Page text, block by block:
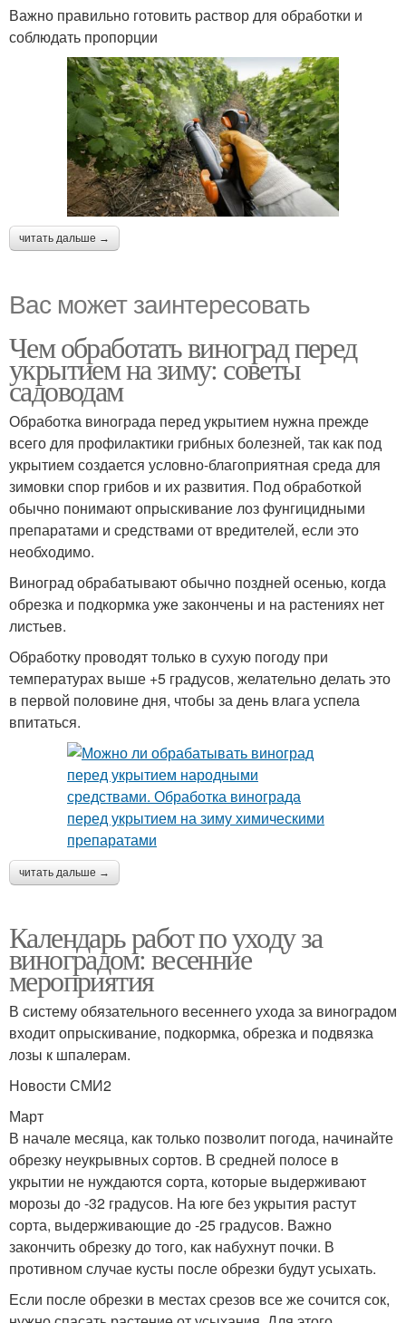
Важно правильно готовить раствор для обработки и
соблюдать пропорции
читать дальше →
Вас может заинтересовать
Чем обработать виноград перед
укрытием на зиму: советы
садоводам
Обработка винограда перед укрытием нужна прежде
всего для профилактики грибных болезней, так как под
укрытием создается условно-благоприятная среда для
зимовки спор грибов и их развития. Под обработкой
обычно понимают опрыскивание лоз фунгицидными
препаратами и средствами от вредителей, если это
необходимо.
Виноград обрабатывают обычно поздней осенью, когда
обрезка и подкормка уже закончены и на растениях нет
листьев.
Обработку проводят только в сухую погоду при
температурах выше +5 градусов, желательно делать это
в первой половине дня, чтобы за день влага успела
впитаться.
читать дальше →
Календарь работ по уходу за
виноградом: весенние
мероприятия
В систему обязательного весеннего ухода за виноградом
входит опрыскивание, подкормка, обрезка и подвязка
лозы к шпалерам.
Новости СМИ2
Март
В начале месяца, как только позволит погода, начинайте
обрезку неукрывных сортов. В средней полосе в
укрытии не нуждаются сорта, которые выдерживают
морозы до -32 градусов. На юге без укрытия растут
сорта, выдерживающие до -25 градусов. Важно
закончить обрезку до того, как набухнут почки. В
противном случае кусты после обрезки будут усыхать.
Если после обрезки в местах срезов все же сочится сок,